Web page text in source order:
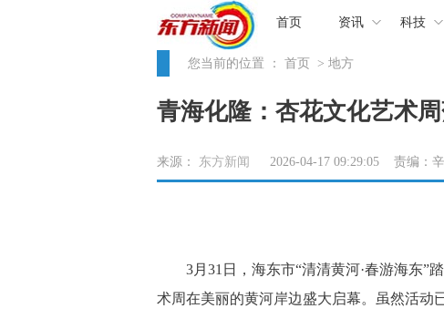
首页 资讯 科技
您当前的位置 ： 首页 > 地方
青海化隆：杏花文化艺术
来源： 东方新闻 2026-04-17 09:29:05 责编：
3月31日，海东市“清清黄河·春游海东”
术周在美丽的黄河岸边盛大启幕。虽然活动